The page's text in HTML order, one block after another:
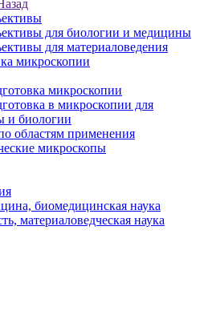
для биологии и медицины
для материаловедения
микроскопии
микроскопии
в микроскопии для
и биологии
областям применения
микроскопы
биомедицинская наука
материаловедческая наука